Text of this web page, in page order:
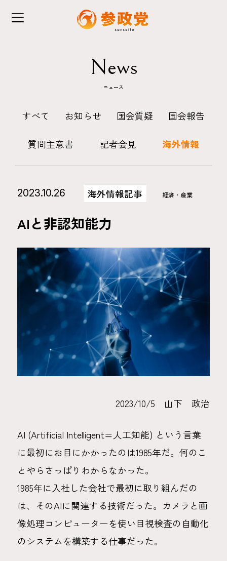
News
ニュース
すべて お知らせ 国会質疑 国会報告
質問主意書 記者会見 海外情報
2023.10.26 海外情報記事 経済・産業
AIと非認知能力
2023/10/5 山下 政治
AI (Artificial Intelligent=人工知能) という言葉
に最初にお目にかかったのは1985年だ。何のこ
とやらさっぱりわからなかった。
1985年に入社した会社で最初に取り組んだの
は、そのAIに関連する技術だった。カメラと画
像処理コンピューターを使い目視検査の自動化
のシステムを構築する仕事だった。